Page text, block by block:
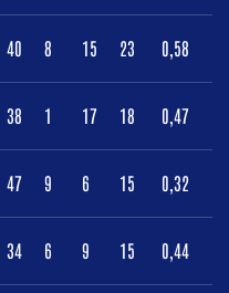
40 8 15 23 0,58
38 1 17 18 0,47
47 9 6 15 0,32
34 6 9 15 0,44